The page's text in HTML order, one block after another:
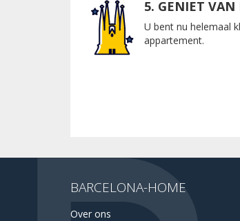
5. GENIET VAN
U bent nu helemaal
appartement.
BARCELONA-HOME
Over ons